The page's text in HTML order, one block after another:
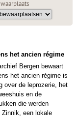
het ancien régime
Bergen bewaart
het ancien régime is
over de leprozerie, het
en de
die werden
een lokale